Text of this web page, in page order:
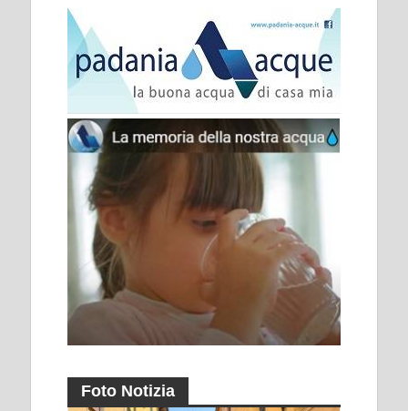
Foto Notizia